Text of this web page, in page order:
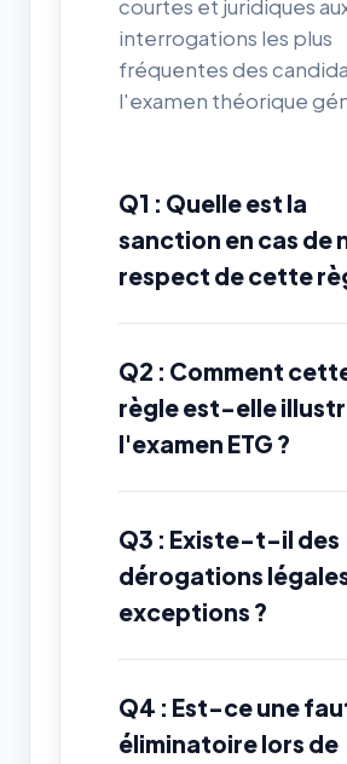
courtes et juridiques
interrogations les plus
fréquentes des
l'examen théorique
Q1 : Quelle est la
sanction en cas de
respect de cette
Q2 : Comment
règle est-elle
l'examen ETG ?
Q3 : Existe-t-il des
dérogations
exceptions ?
Q4 : Est-ce une
éliminatoire lors de